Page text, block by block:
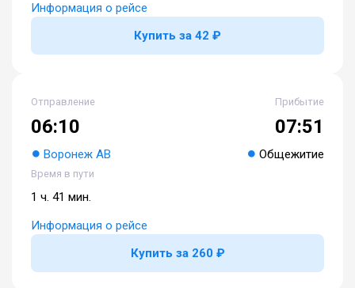
Информация о рейсе
Купить за 42 ₽
Отправление
06:10
Воронеж АВ
Прибытие
07:51
Общежитие
Время в пути
1 ч. 41 мин.
Информация о рейсе
Купить за 260 ₽